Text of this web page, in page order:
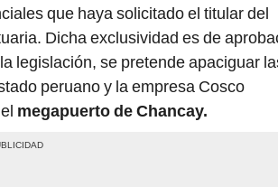
que haya solicitado el titular del
Dicha exclusividad es de
legislación, se pretende apaciguar
peruano y la empresa Cosco
megapuerto de Chancay.